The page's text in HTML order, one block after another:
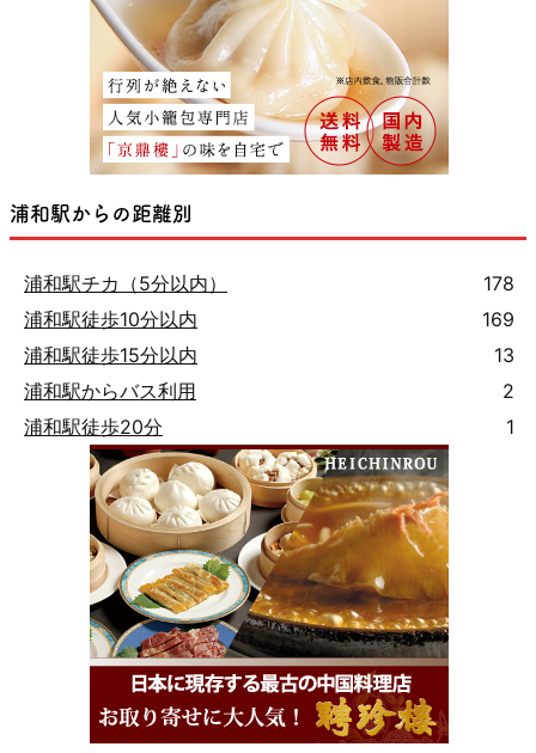
浦和駅からの距離別
浦和駅チカ（5分以内）
178
浦和駅徒歩10分以内
169
浦和駅徒歩15分以内
13
浦和駅からバス利用
2
浦和駅徒歩20分
1